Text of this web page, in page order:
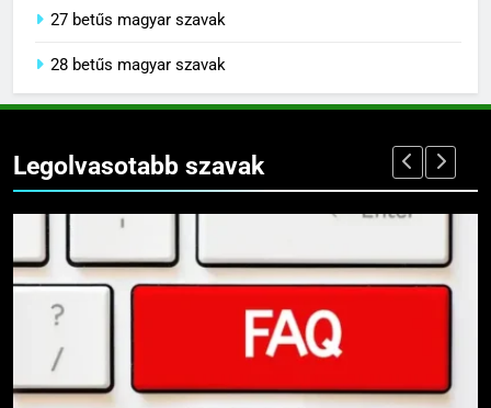
27 betűs magyar szavak
28 betűs magyar szavak
Legolvasotabb szavak